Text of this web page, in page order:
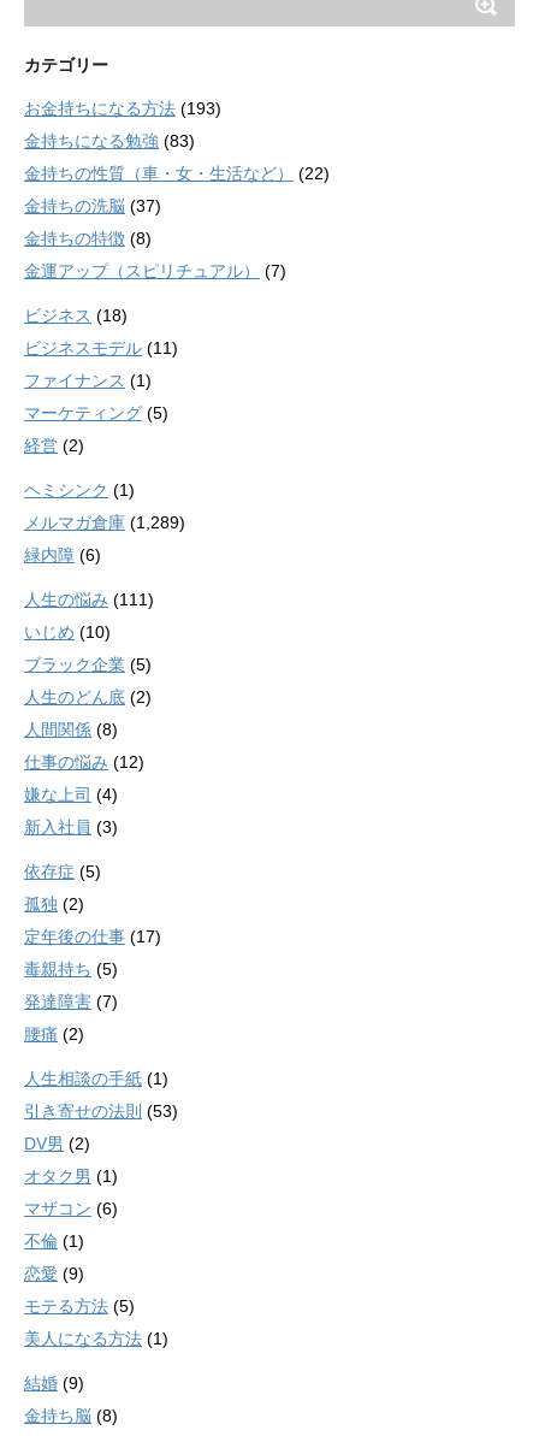
カテゴリー
お金持ちになる方法 (193)
金持ちになる勉強 (83)
金持ちの性質（車・女・生活など）
(22)
金持ちの洗脳 (37)
金持ちの特徴 (8)
金運アップ（スピリチュアル）
(7)
ビジネス (18)
ビジネスモデル (11)
ファイナンス (1)
マーケティング (5)
経営 (2)
ヘミシンク (1)
メルマガ倉庫 (1,289)
緑内障 (6)
人生の悩み (111)
いじめ (10)
ブラック企業 (5)
人生のどん底 (2)
人間関係 (8)
仕事の悩み (12)
嫌な上司 (4)
新入社員 (3)
依存症 (5)
孤独 (2)
定年後の仕事 (17)
毒親持ち (5)
発達障害 (7)
腰痛 (2)
人生相談の手紙 (1)
引き寄せの法則 (53)
DV男 (2)
オタク男 (1)
マザコン (6)
不倫 (1)
恋愛 (9)
モテる方法 (5)
美人になる方法 (1)
結婚 (9)
金持ち脳 (8)